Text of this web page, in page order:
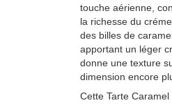
touche aérienne,
la richesse du
des billes de
apportant un léger
donne une texture
dimension encore
Cette Tarte